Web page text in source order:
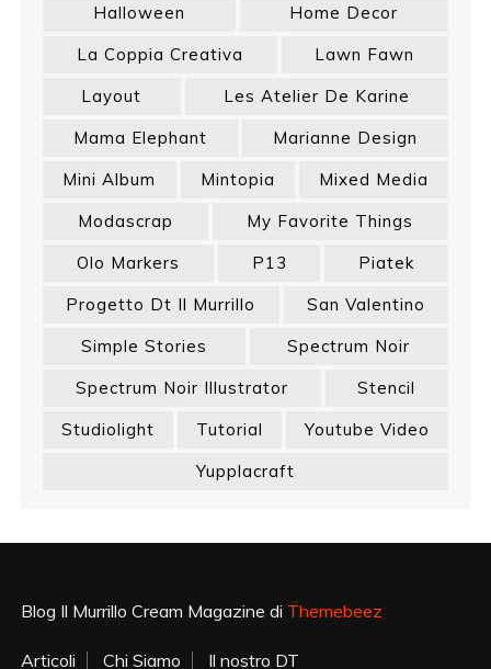
Halloween
Home Decor
La Coppia Creativa
Lawn Fawn
Layout
Les Atelier De Karine
Mama Elephant
Marianne Design
Mini Album
Mintopia
Mixed Media
Modascrap
My Favorite Things
Olo Markers
P13
Piatek
Progetto Dt Il Murrillo
San Valentino
Simple Stories
Spectrum Noir
Spectrum Noir Illustrator
Stencil
Studiolight
Tutorial
Youtube Video
Yupplacraft
Blog Il Murrillo Cream Magazine di Themebeez
Articoli Chi Siamo Il nostro DT